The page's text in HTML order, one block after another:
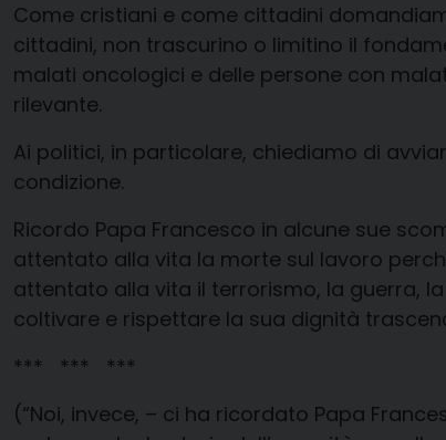
Come cristiani e come cittadini d
cittadini, non trascurino o limitino il
malati oncologici e delle persone con
rilevante.
Ai politici, in particolare, chiediamo di
condizione.
Ricordo Papa Francesco in alcune sue
attentato alla vita la morte sul lavoro
attentato alla vita il terrorismo, la guerra,
coltivare e rispettare la sua dignità
*** *** ***
(“Noi, invece, – ci ha ricordato Papa